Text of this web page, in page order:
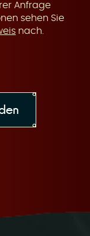
Anfrage
sehen Sie
nach.